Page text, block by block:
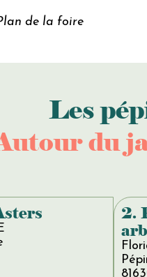
de la foire
Les
du
2.